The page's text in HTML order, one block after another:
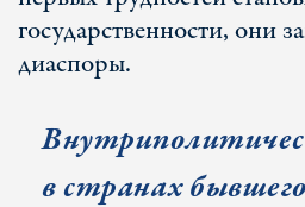
государственности, они
диаспоры.
в странах